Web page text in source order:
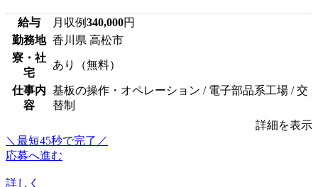
給与 月収例340,000円
勤務地 香川県 高松市
寮・社
宅
あり（無料）
仕事内
容
基板の操作・オペレーション / 電子部品系工場 / 交
替制
詳細を表示
＼最短45秒で完了／
応募へ進む
詳しく